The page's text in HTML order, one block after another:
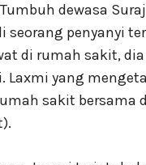
dewasa
seorang penyanyi
di rumah sakit,
Laxmi yang
sakit bersama